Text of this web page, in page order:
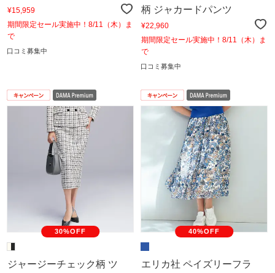
¥15,959
期間限定セール実施中！8/11（木）ま
で
口コミ募集中
柄 ジャカードパンツ
¥22,960
期間限定セール実施中！8/11（木）ま
で
口コミ募集中
30%OFF
ジャージーチェック柄 ツ
40%OFF
エリカ社 ペイズリーフラ